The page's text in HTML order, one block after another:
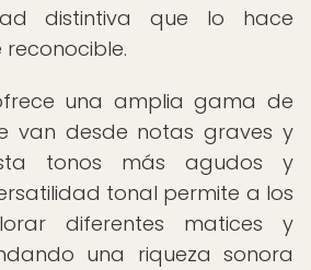
distintiva que lo hace
una amplia gama de
van desde notas graves y
tonos más agudos y
tonal permite a los
diferentes matices y
una riqueza sonora